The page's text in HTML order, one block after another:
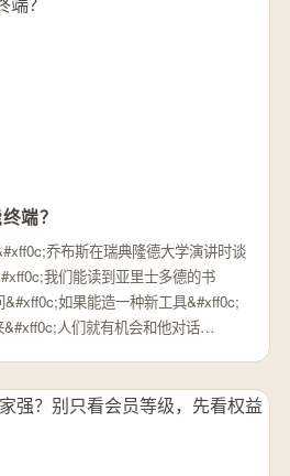
端？
乔布斯在瑞典隆德大学演讲时谈
我们能读到亚里士多德的书
如果能造一种新工具&#xff0c;
&#xff0c;人们就有机会和他对话…